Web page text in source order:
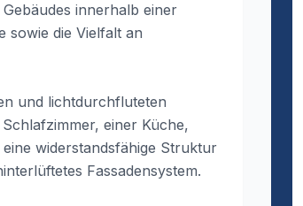
innerhalb einer
sowie die Vielfalt an
und lichtdurchfluteten
einer Küche,
widerstandsfähige Struktur
Fassadensystem.